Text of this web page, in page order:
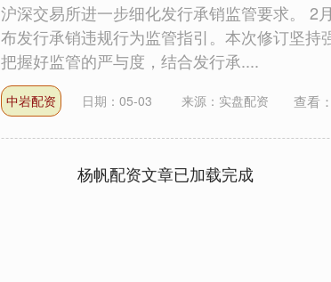
沪深交易所进一步细化发行承销监管要求。 2
布发行承销违规行为监管指引。本次修订坚持
把握好监管的严与度，结合发行承....
中岩配资 日期：05-03 来源：实盘配资 查看：
杨帆配资文章已加载完成